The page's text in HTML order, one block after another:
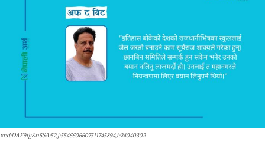
xr:d:DAF9fgZn5SA:52,j:5546606607511745894,t:24040302